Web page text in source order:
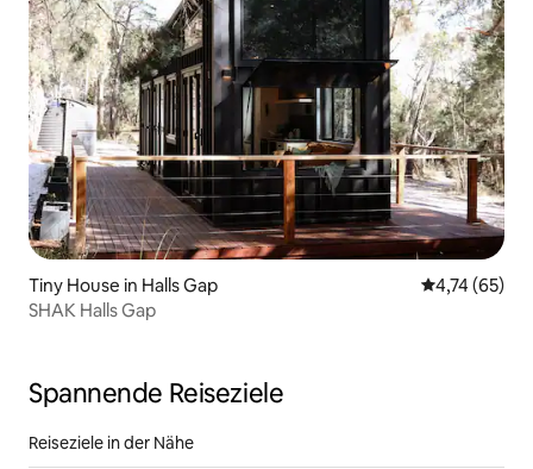
Tiny House in Halls Gap
4,74 (65)
SHAK Halls Gap
Spannende Reiseziele
Reiseziele in der Nähe